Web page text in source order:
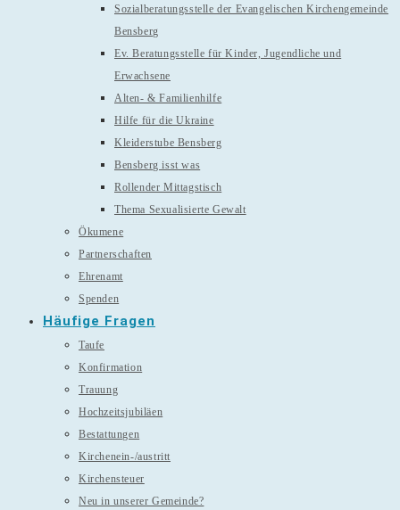
Sozialberatungsstelle der Evangelischen Kirchengemeinde
Bensberg
Ev. Beratungsstelle für Kinder, Jugendliche und
Erwachsene
Alten- & Familienhilfe
Hilfe für die Ukraine
Kleiderstube Bensberg
Bensberg isst was
Rollender Mittagstisch
Thema Sexualisierte Gewalt
Ökumene
Partnerschaften
Ehrenamt
Spenden
Häufige Fragen
Taufe
Konfirmation
Trauung
Hochzeitsjubiläen
Bestattungen
Kirchenein-/austritt
Kirchensteuer
Neu in unserer Gemeinde?